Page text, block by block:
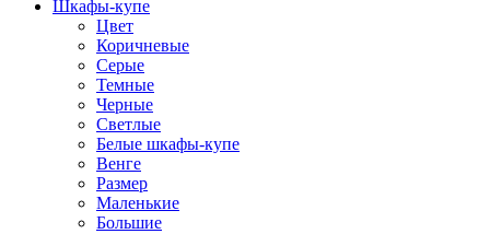
Шкафы-купе
Цвет
Коричневые
Серые
Темные
Черные
Светлые
Белые шкафы-купе
Венге
Размер
Маленькие
Большие